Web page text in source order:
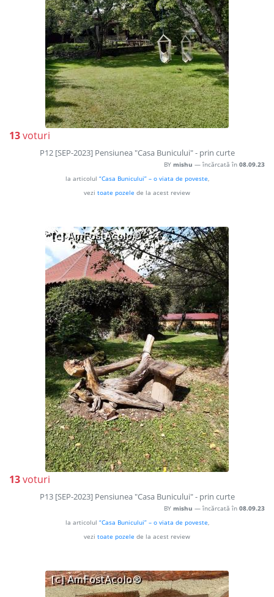
13voturi
P12 [SEP-2023] Pensiunea "Casa Bunicului" - prin curte
BY mishu — încărcată în 08.09.23
la articolul “Casa Bunicului” – o viata de poveste,
vezi toate pozele de la acest review
13voturi
P13 [SEP-2023] Pensiunea "Casa Bunicului" - prin curte
BY mishu — încărcată în 08.09.23
la articolul “Casa Bunicului” – o viata de poveste,
vezi toate pozele de la acest review